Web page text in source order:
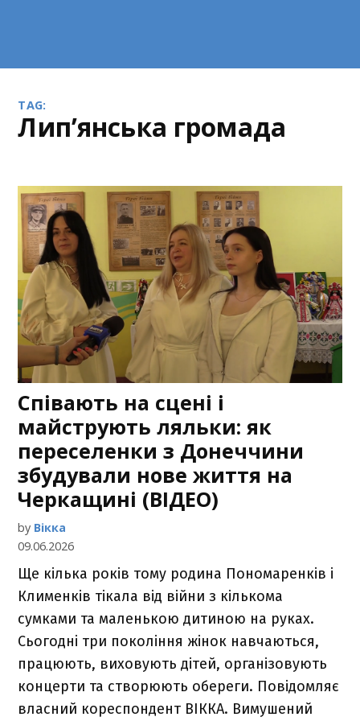
TAG:
Лип’янська громада
Співають на сцені і
майструють ляльки: як
переселенки з Донеччини
збудували нове життя на
Черкащині (ВІДЕО)
by Вікка
09.06.2026
Ще кілька років тому родина Пономаренків і
Клименків тікала від війни з кількома
сумками та маленькою дитиною на руках.
Сьогодні три покоління жінок навчаються,
працюють, виховують дітей, організовують
концерти та створюють обереги. Повідомляє
власний кореспондент ВІККА. Вимушений